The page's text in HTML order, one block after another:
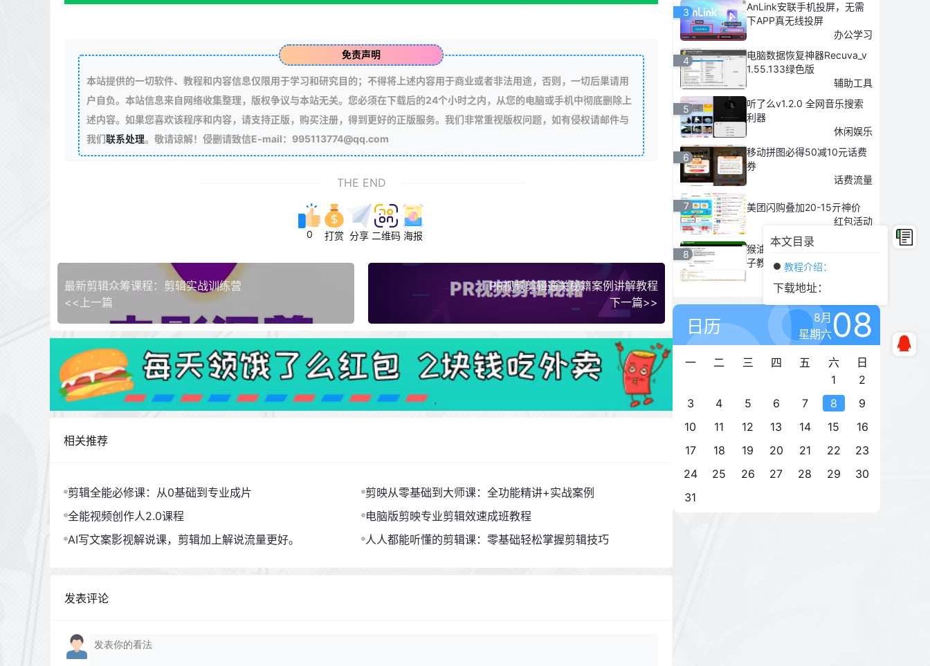
本文目录
教程介绍：
下载地址：
免责声明
本站提供的一切软件、教程和内容信息仅限用于学习和研究目的；不得将上述内容用于商业或者非法用途，否则，一切后果请用
户自负。本站信息来自网络收集整理，版权争议与本站无关。您必须在下载后的24个小时之内，从您的电脑或手机中彻底删除上
述内容。如果您喜欢该程序和内容，请支持正版，购买注册，得到更好的正版服务。我们非常重视版权问题，如有侵权请邮件与
我们联系处理。敬请谅解！侵删请致信E-mail：995113774@qq.com
THE END
0 打赏 分享 二维码 海报
最新剪辑众筹课程：剪辑实战训练营
<<上一篇
PR视频剪辑通关秘籍案例讲解教程
下一篇>>
相关推荐
剪辑全能必修课：从0基础到专业成片
剪映从零基础到大师课：全功能精讲+实战案例
全能视频创作人2.0课程
电脑版剪映专业剪辑效速成班教程
AI写文案影视解说课，剪辑加上解说流量更好。
人人都能听懂的剪辑课：零基础轻松掌握剪辑技巧
发表评论
3
AnLink安联手机投屏，无需
下APP真无线投屏
办公学习
4
电脑数据恢复神器Recuva_v
1.55.133绿色版
辅助工具
5
听了么v1.2.0 全网音乐搜索
利器
休闲娱乐
6
移动拼图必得50减10元话费
券
话费流量
7
美团闪购叠加20-15亓神价
红包活动
8
猴油脚本2026人教版官网电
子教材下载
日历
8月
星期六08
一 二 三 四 五 六
日
1
2
3
4 5 6 7 8
9
10
11 12 13 14 15
16
17
18 19 20 21 22
23
24
25 26 27 28 29
30
31